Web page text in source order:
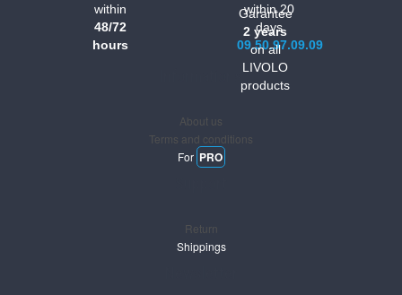
within
48/72
hours
within 20
days
09.50.97.09.09
Garantee
2 years
on all
LIVOLO
products
About us
Terms and conditions
For PRO
Return
Shippings